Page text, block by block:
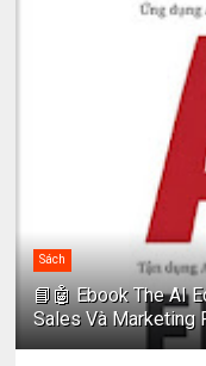
Sách
📘🤖 Ebook The AI
Sales Và Marketing